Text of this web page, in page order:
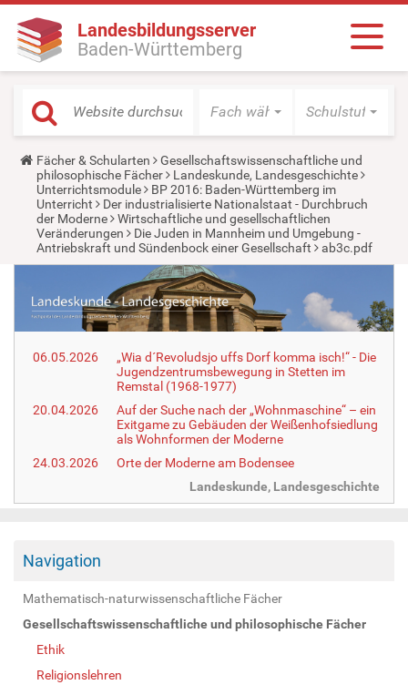
Landesbildungsserver
Baden-Württemberg
Fach wählen Schulstufe
Y
o
u
a
r
e
h
e
:
Fächer & Schularten
Gesellschaftswissenschaftliche und
philosophische Fächer
Landeskunde, Landesgeschichte
Unterrichtsmodule
BP 2016: Baden-Württemberg im
Unterricht
Der industrialisierte Nationalstaat - Durchbruch
der Moderne
Wirtschaftliche und gesellschaftlichen
Veränderungen
Die Juden in Mannheim und Umgebung -
Antriebskraft und Sündenbock einer Gesellschaft
ab3c.pdf
06.05.2026
„Wia d´Revoludsjo uffs Dorf komma isch!“ - Die
Jugendzentrumsbewegung in Stetten im
Remstal (1968-1977)
20.04.2026
Auf der Suche nach der „Wohnmaschine“ – ein
Exitgame zu Gebäuden der Weißenhofsiedlung
als Wohnformen der Moderne
24.03.2026
Orte der Moderne am Bodensee
Landeskunde, Landesgeschichte
Navigation
Mathematisch-naturwissenschaftliche Fächer
Gesellschaftswissenschaftliche und philosophische Fächer
Ethik
Religionslehren